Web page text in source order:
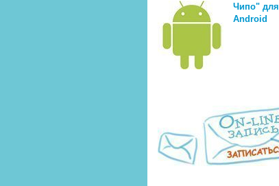
Чипо" для
Android